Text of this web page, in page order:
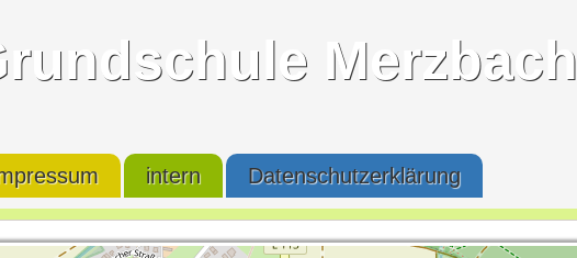
Merzbach
intern Datenschutzerklärung